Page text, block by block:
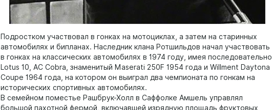
Подростком участвовал в гонках на мотоциклах, а затем на старинных
автомобилях и бипланах. Наследник клана Ротшильдов начал участвовать
в гонках на классических автомобилях в 1974 году, имея последовательно
Lotus 10, AC Cobra, знаменитый Maserati 250F 1954 года и Willment Daytona
Coupe 1964 года, на котором он выиграл два чемпионата по гонкам на
исторических спортивных автомобилях.
В семейном поместье Рашбрук-Холл в Саффолке Амшель управлял
большой пахотной фермой, включавшей изрядную площадь фруктовых